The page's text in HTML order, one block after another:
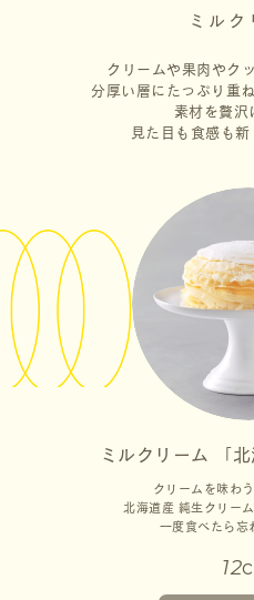
ミルク
クリームや果肉やク
分厚い層にたっぷり重
素材を贅沢
見た目も食感も新
ミルクリーム 「
クリームを味わ
北海道産 純生クリー
一度食べたら忘
12